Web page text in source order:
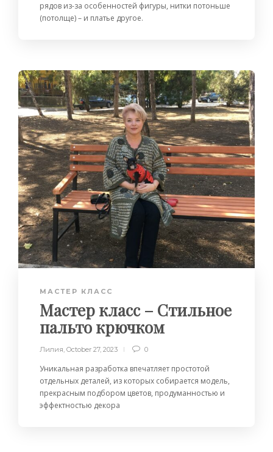
рядов из-за особенностей фигуры, нитки потоньше
(потолще) – и платье другое.
МАСТЕР КЛАСС
Мастер класс – Стильное
пальто крючком
Лилия, October 27, 2023 0
Уникальная разработка впечатляет простотой
отдельных деталей, из которых собирается модель,
прекрасным подбором цветов, продуманностью и
эффектностью декора